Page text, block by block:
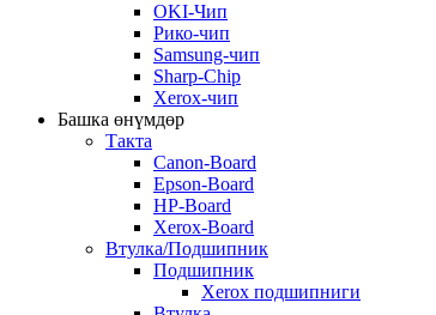
OKI-Чип
Рико-чип
Samsung-чип
Sharp-Chip
Xerox-чип
Башка өнүмдөр
Такта
Canon-Board
Epson-Board
HP-Board
Xerox-Board
Втулка/Подшипник
Подшипник
Xerox подшипниги